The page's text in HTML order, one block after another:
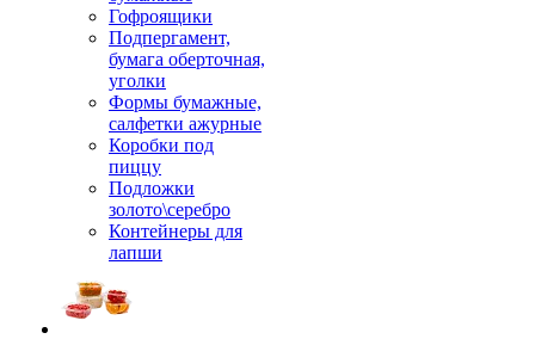
Гофроящики
Подпергамент,
бумага оберточная,
уголки
Формы бумажные,
салфетки ажурные
Коробки под
пиццу
Подложки
золото\серебро
Контейнеры для
лапши